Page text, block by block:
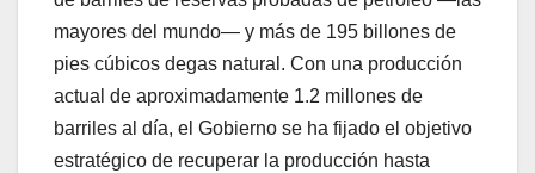
mayores del mundo— y más de 195 billones de
pies cúbicos degas natural. Con una producción
actual de aproximadamente 1.2 millones de
barriles al día, el Gobierno se ha fijado el objetivo
estratégico de recuperar la producción hasta